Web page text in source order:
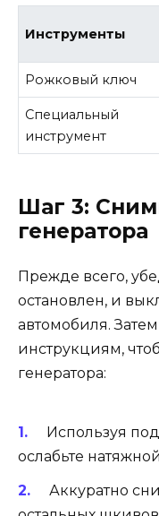
Инструменты
Рожковый ключ
Специальный
инструмент
Шаг 3:
генератора
Прежде всего,
остановлен, и
автомобиля.
инструкциям,
генератора:
Используя
ослабьте
Аккуратно